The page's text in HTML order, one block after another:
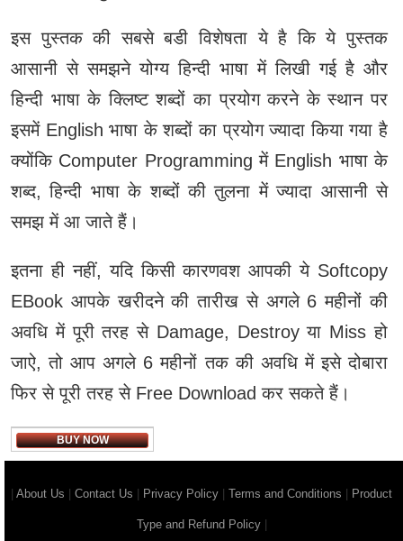
इस पुस्‍तक की सबसे बडी विशेषता ये है कि ये पुस्‍तक
आसानी से समझने योग्‍य हिन्‍दी भाषा में लिखी गई है और
हिन्‍दी भाषा के क्लिष्‍ट शब्‍दों का प्रयोग करने के स्‍थान पर
इसमें English भाषा के शब्‍दों का प्रयोग ज्‍यादा किया गया है
क्‍योंकि Computer Programming में English भाषा के
शब्‍द, हिन्‍दी भाषा के शब्‍दों की तुलना में ज्‍यादा आसानी से
समझ में आ जाते हैं।
इतना ही नहीं, यदि किसी कारणवश आपकी ये Softcopy
EBook आपके खरीदने की तारीख से अगले 6 महीनों की
अवधि में पूरी तरह से Damage, Destroy या Miss हो
जाऐ, तो आप अगले 6 महीनों तक की अवधि में इसे दोबारा
फिर से पूरी तरह से Free Download कर सकते हैं।
BUY NOW
About Us Contact Us Privacy Policy Terms and Conditions Product
Type and Refund Policy|